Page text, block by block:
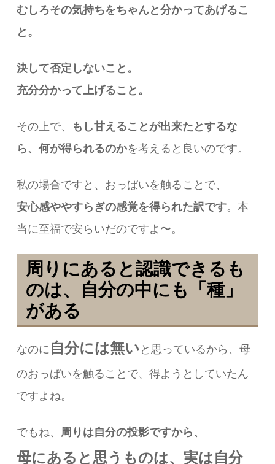
むしろその気持ちをちゃんと分かってあげるこ
と。
決して否定しないこと。
充分分かって上げること。
その上で、
もし甘えることが出来たとするな
ら、何が得られるのかを考えると良いのです。
私の場合ですと、おっぱいを触ることで、
安心感ややすらぎの感覚を得られた訳です。本
当に至福で安らいだのですよ〜。
周りにあると認識できるも
のは、自分の中にも「種」
がある
なのに 自分には無い と思っているから、母
のおっぱいを触ることで、得ようとしていたん
ですよね。
でもね、 周りは自分の投影ですから、
母にあると思うものは、 実は自分